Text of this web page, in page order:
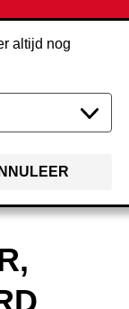
altijd nog